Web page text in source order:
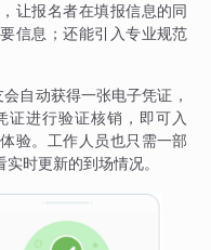
让报名者在填报信息的同
信息；还能引入专业规范
自动获得一张电子凭证，
证进行验证核销，即可入
验。工作人员也只需一部
时更新的到场情况。